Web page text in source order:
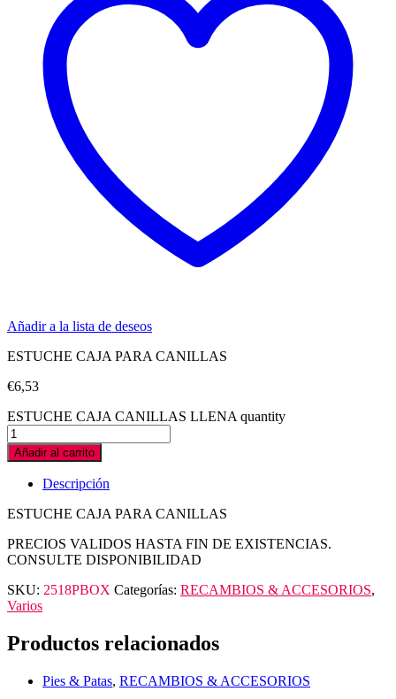
Añadir a la lista de deseos
ESTUCHE CAJA PARA CANILLAS
€6,53
ESTUCHE CAJA CANILLAS LLENA quantity
Añadir al carrito
Descripción
ESTUCHE CAJA PARA CANILLAS
PRECIOS VALIDOS HASTA FIN DE EXISTENCIAS.
CONSULTE DISPONIBILIDAD
SKU: 2518PBOX Categorías: RECAMBIOS & ACCESORIOS,
Varios
Productos relacionados
Pies & Patas, RECAMBIOS & ACCESORIOS